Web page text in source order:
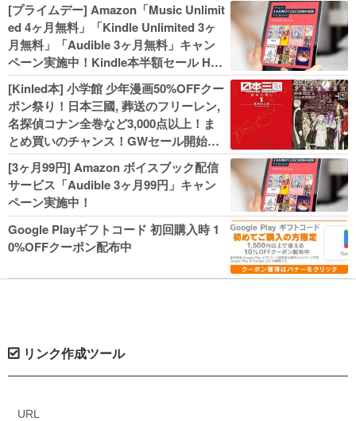
[プライムデー] Amazon「Music Unlimit
ed 4ヶ月無料」「Kindle Unlimited 3ヶ
月無料」「Audible 3ヶ月無料」キャン
ペーン実施中！Kindle本半額セール HU
NTER×HUNTERなど集英社、無職転生,
幼女戦記などKADOKAWA、キャプテン
翼100円セールも！
[Kinled本] 小学館 少年漫画50%OFFクー
ポン祭り！日本三國, 葬送のフリーレン,
名探偵コナン全巻など3,000点以上！ま
とめ買いのチャンス！GWセール開始！
人気コミック多数 カドカワ祭やIT関連本
がセールに！
[3ヶ月99円] Amazon ボイスブック配信
サービス「Audible 3ヶ月99円」キャン
ペーン実施中！
Google Playギフトコード 初回購入時 1
0%OFFクーポン配布中
リンク作成ツール
URL